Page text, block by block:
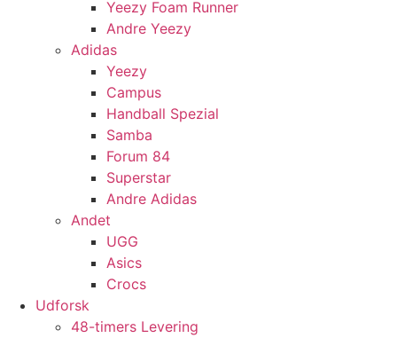
Yeezy Foam Runner
Andre Yeezy
Adidas
Yeezy
Campus
Handball Spezial
Samba
Forum 84
Superstar
Andre Adidas
Andet
UGG
Asics
Crocs
Udforsk
48-timers Levering